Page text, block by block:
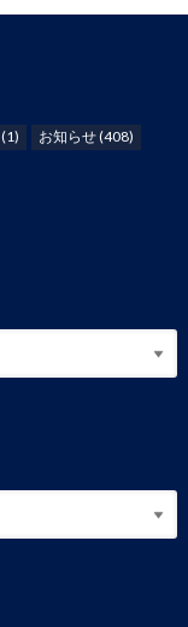
(1) お知らせ(408)